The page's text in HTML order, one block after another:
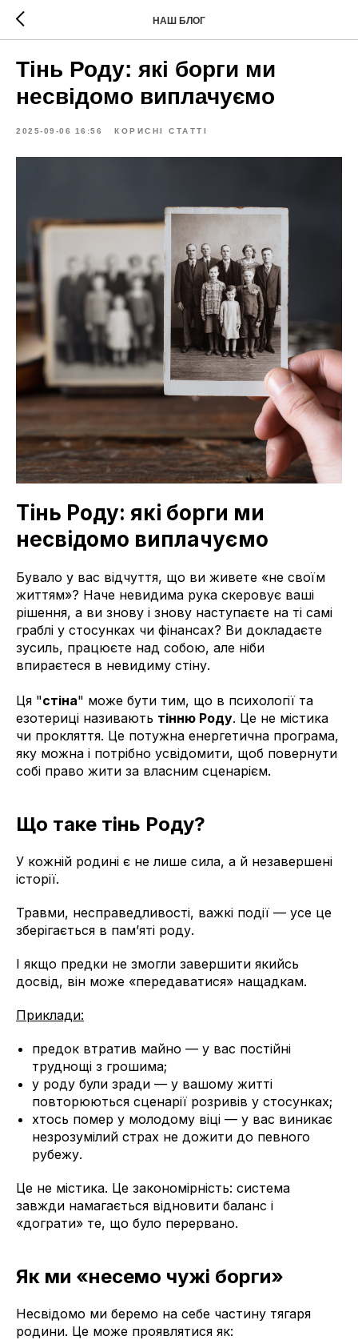
НАШ БЛОГ
Тінь Роду: які борги ми
несвідомо виплачуємо
2025-09-06 16:56 КОРИСНІ СТАТТІ
Тінь Роду: які борги ми
несвідомо виплачуємо
Бувало у вас відчуття, що ви живете «не своїм
життям»? Наче невидима рука скеровує ваші
рішення, а ви знову і знову наступаєте на ті самі
граблі у стосунках чи фінансах? Ви докладаєте
зусиль, працюєте над собою, але ніби
впираєтеся в невидиму стіну.
Ця "стіна" може бути тим, що в психології та
езотериці називають тінню Роду. Це не містика
чи прокляття. Це потужна енергетична програма,
яку можна і потрібно усвідомити, щоб повернути
собі право жити за власним сценарієм.
Що таке тінь Роду?
У кожній родині є не лише сила, а й незавершені
історії.
Травми, несправедливості, важкі події — усе це
зберігається в пам’яті роду.
І якщо предки не змогли завершити якийсь
досвід, він може «передаватися» нащадкам.
Приклади:
предок втратив майно — у вас постійні
труднощі з грошима;
у роду були зради — у вашому житті
повторюються сценарії розривів у стосунках;
хтось помер у молодому віці — у вас виникає
незрозумілий страх не дожити до певного
рубежу.
Це не містика. Це закономірність: система
завжди намагається відновити баланс і
«дограти» те, що було перервано.
Як ми «несемо чужі борги»
Несвідомо ми беремо на себе частину тягаря
родини. Це може проявлятися як: